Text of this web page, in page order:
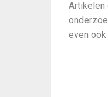
Artikelen
even